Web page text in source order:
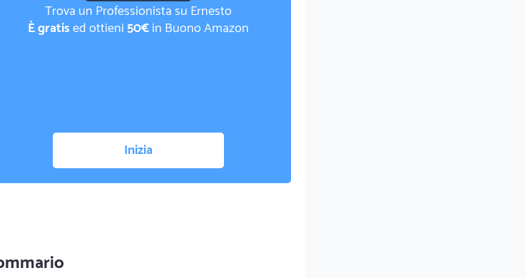
Trova un Professionista su Ernesto
È gratised ottieni50€in Buono Amazon
Inizia